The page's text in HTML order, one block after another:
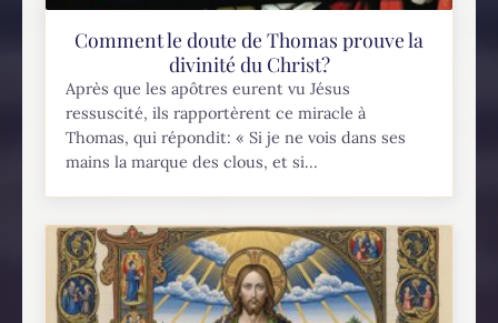
Comment le doute de Thomas prouve la
divinité du Christ?
Après que les apôtres eurent vu Jésus
ressuscité, ils rapportèrent ce miracle à
Thomas, qui répondit: « Si je ne vois dans ses
mains la marque des clous, et si...